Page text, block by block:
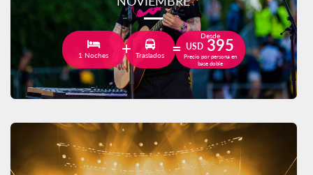
1 Noches Traslados
Desde
USD 395
Precio por persona en
base doble